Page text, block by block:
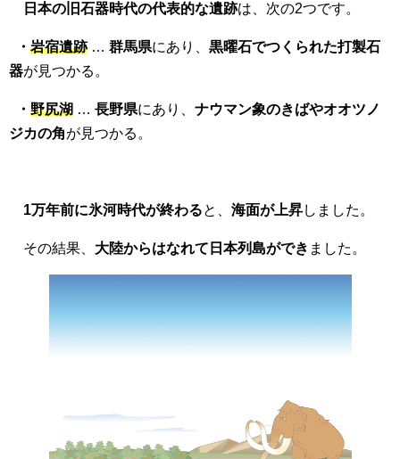
日本の旧石器時代の代表的な遺跡は、次の2つです。
・ 岩宿遺跡 … 群馬県にあり、 黒曜石でつくられた打製石
器が見つかる。
・ 野尻湖 … 長野県にあり、 ナウマン象のきばやオオツノ
ジカの角が見つかる。
1万年前に氷河時代が終わると、 海面が上昇しました。
その結果、 大陸からはなれて日本列島ができ ました。